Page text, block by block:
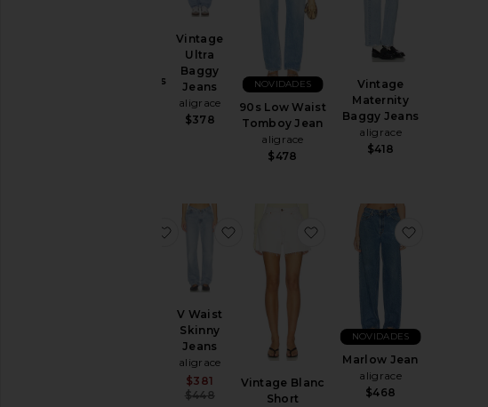
Leg Jeans
Vintage
Ultra
Baggy
Jeans
aligrace
$378
90s Low Waist
Tomboy Jean
aligrace
$478
NOVIDADES
Vintage
Maternity
Baggy Jeans
aligrace
$418
favoritoTomboy Short
V Waist
Skinny
Jeans
aligrace
Sale price:
$381
Previous price:
$448
favoritoV Waist Skinny Jeans
Vintage Blanc
Short
favoritoVintage Blanc Short
Marlow Jean
aligrace
$468
NOVIDADES